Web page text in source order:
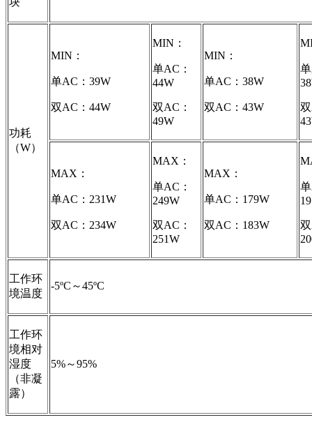
功耗
（W）
MIN：
单AC：39W
双AC：44W
MIN：
单AC：
44W
双AC：
49W
MIN：
单AC：38W
双AC：43W
MAX：
单AC：231W
双AC：234W
MAX：
单AC：
249W
双AC：
251W
MAX：
单AC：179W
双AC：183W
工作环
境温度
-5ºC～45ºC
工作环
境相对
湿度
（非凝
露）
5%～95%